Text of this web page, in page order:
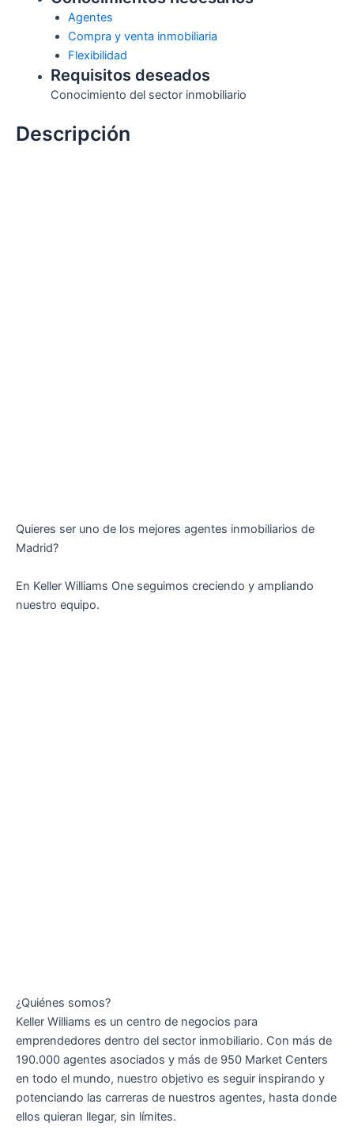
Agentes
Compra y venta inmobiliaria
Flexibilidad
Requisitos deseados
Conocimiento del sector inmobiliario
Descripción
Quieres ser uno de los mejores agentes inmobiliarios de
Madrid?
En Keller Williams One seguimos creciendo y ampliando
nuestro equipo.
¿Quiénes somos?
Keller Williams es un centro de negocios para
emprendedores dentro del sector inmobiliario. Con más de
190.000 agentes asociados y más de 950 Market Centers
en todo el mundo, nuestro objetivo es seguir inspirando y
potenciando las carreras de nuestros agentes, hasta donde
ellos quieran llegar, sin límites.